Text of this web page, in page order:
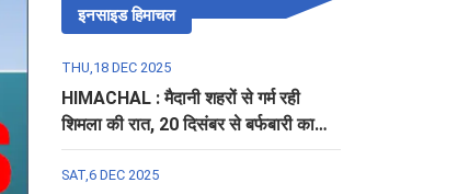
इनसाइड हिमाचल
THU,18 DEC 2025
HIMACHAL : मैदानी शहरों से गर्म रही
शिमला की रात, 20 दिसंबर से बर्फबारी का
अलर्ट
SAT,6 DEC 2025